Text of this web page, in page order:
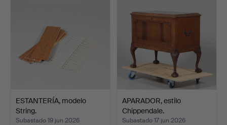
ESTANTERÍA, modelo
String.
Subastado 19 jun 2026
APARADOR, estilo
Chippendale.
Subastado 17 jun 2026